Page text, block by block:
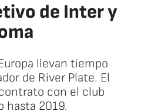
de Inter y
llevan tiempo
de River Plate. El
con el club
hasta 2019.